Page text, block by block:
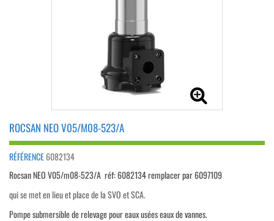
ROCSAN NEO V05/M08-523/A
RÉFÉRENCE6082134
Rocsan NEO V05/m08-523/A réf: 6082134 remplacer par 6097109
qui se met en lieu et place de la SVO et SCA.
Pompe submersible de relevage pour eaux usées eaux de vannes.